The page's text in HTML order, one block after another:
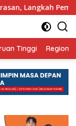
Pemkot
Tinggi Regional